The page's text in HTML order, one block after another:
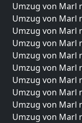
Umzug von Marl
Umzug von Marl
Umzug von Marl
Umzug von Marl
Umzug von Marl
Umzug von Marl
Umzug von Marl
Umzug von Marl
Umzug von Marl
Umzug von Marl